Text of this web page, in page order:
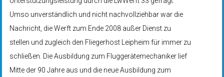
Umso unverständlich und nicht nachvollziehbar war die
Nachricht, die Werft zum Ende 2008 außer Dienst zu
stellen und zugleich den Fliegerhost Leipheim für immer zu
schließen. Die Ausbildung zum Fluggerätemechaniker lief
Mitte der 90 Jahre aus und die neue Ausbildung zum